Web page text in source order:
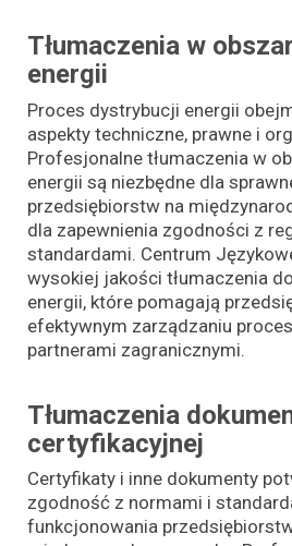
Tłumaczenia w
energii
Proces dystrybucji energii
aspekty techniczne, prawne i
Profesjonalne tłumaczenia w
energii są niezbędne dla
przedsiębiorstw na
dla zapewnienia zgodności z
standardami. Centrum
wysokiej jakości tłumaczenia
energii, które pomagają
efektywnym zarządzaniu
partnerami zagranicznymi.
Tłumaczenia
certyfikacyjnej
Certyfikaty i inne dokumenty
zgodność z normami i
funkcjonowania